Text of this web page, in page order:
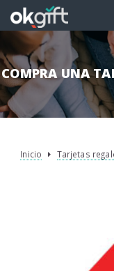
COMPRA UNA
Inicio Tarjetas